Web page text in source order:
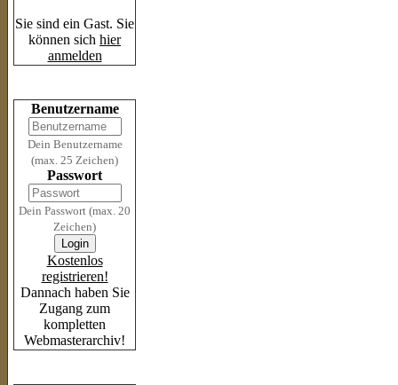
Sie sind ein Gast. Sie
können sich hier
anmelden
Benutzername
Dein Benutzername
(max. 25 Zeichen)
Passwort
Dein Passwort (max. 20
Zeichen)
Kostenlos
registrieren!
Dannach haben Sie
Zugang zum
kompletten
Webmasterarchiv!